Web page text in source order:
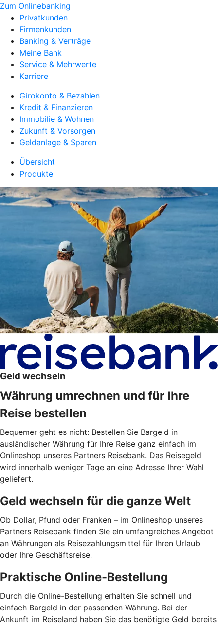
Zum Onlinebanking
Privatkunden
Firmenkunden
Banking & Verträge
Meine Bank
Service & Mehrwerte
Karriere
Girokonto & Bezahlen
Kredit & Finanzieren
Immobilie & Wohnen
Zukunft & Vorsorgen
Geldanlage & Sparen
Übersicht
Produkte
Geld wechseln
Währung umrechnen und für Ihre
Reise bestellen
Bequemer geht es nicht: Bestellen Sie Bargeld in
ausländischer Währung für Ihre Reise ganz einfach im
Onlineshop unseres Partners Reisebank. Das Reisegeld
wird innerhalb weniger Tage an eine Adresse Ihrer Wahl
geliefert.
Geld wechseln für die ganze Welt
Ob Dollar, Pfund oder Franken – im Onlineshop unseres
Partners Reisebank finden Sie ein umfangreiches Angebot
an Währungen als Reisezahlungsmittel für Ihren Urlaub
oder Ihre Geschäftsreise.
Praktische Online-Bestellung
Durch die Online-Bestellung erhalten Sie schnell und
einfach Bargeld in der passenden Währung. Bei der
Ankunft im Reiseland haben Sie das benötigte Geld bereits